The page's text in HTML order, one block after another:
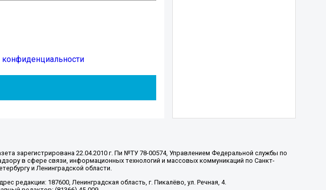
конфиденциальности
зарегистрирована 22.04.2010 г. Пи №ТУ 78-00574, Управлением Федеральной службы по
в сфере связи, информационных технологий и массовых коммуникаций по Санкт-
и Ленинградской области.
редакции: 187600, Ленинградская область, г. Пикалёво, ул. Речная, 4.